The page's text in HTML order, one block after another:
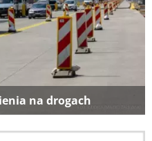
na drogach